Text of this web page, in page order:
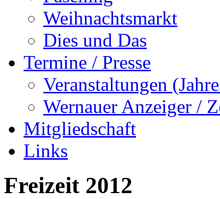
Weihnachtsmarkt
Dies und Das
Termine / Presse
Veranstaltungen
Wernauer Anzeiger /
Mitgliedschaft
Links
Freizeit 2012